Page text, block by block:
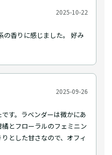
2025-10-22
の香りに感じました。 好み
2025-09-26
す。ラベンダーは微かにあ
とフローラルのフェミニン
とした甘さなので、オフィ